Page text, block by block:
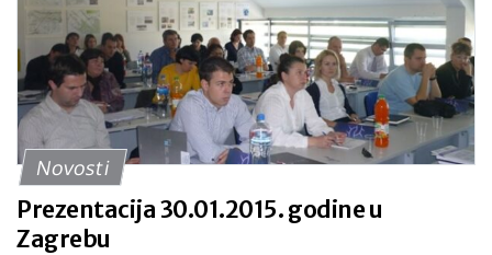
Novosti
Prezentacija 30.01.2015. godine u
Zagrebu